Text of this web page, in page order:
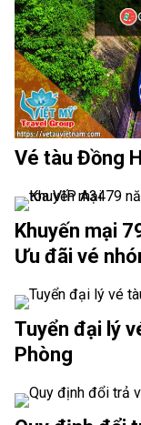
Vé tàu Đồng
Khuyến mại
Ưu đãi vé
Tuyển đại lý
Phòng